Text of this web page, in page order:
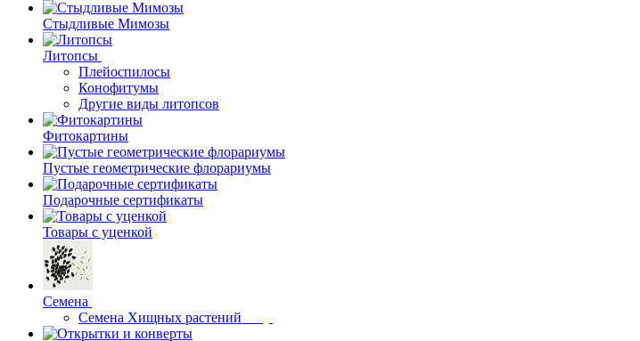
Стыдливые Мимозы
Литопсы
Плейоспилосы
Конофитумы
Другие виды литопсов
Фитокартины
Пустые геометрические флорариумы
Подарочные сертификаты
Товары с уценкой
Семена
Семена Хищных растений